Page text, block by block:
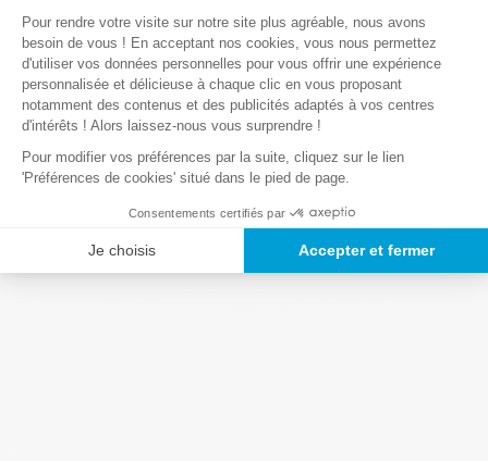
Plateforme de Gestion du
Pour rendre votre visite sur notre site plus agréable, nous avons
besoin de vous ! En acceptant nos cookies, vous nous permettez
d'utiliser vos données personnelles pour vous offrir une expérience
personnalisée et délicieuse à chaque clic en vous proposant
notamment des contenus et des publicités adaptés à vos centres
d'intérêts ! Alors laissez-nous vous surprendre !
Pour modifier vos préférences par la suite, cliquez sur le lien
'Préférences de cookies' situé dans le pied de page.
Consentements certifiés par
Je choisis Accepter et fermer
Axeptio consent